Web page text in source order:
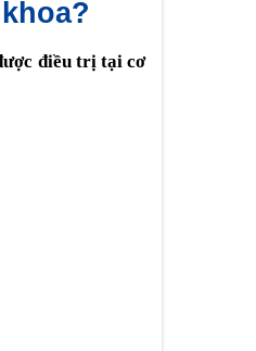
điều trị tại cơ